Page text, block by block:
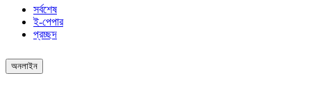
সর্বশেষ
ই-পেপার
প্রচ্ছদ
অনলাইন